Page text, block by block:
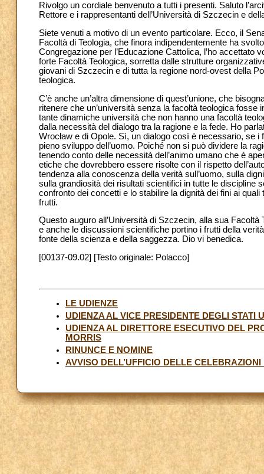
Rivolgo un cordiale benvenuto a tutti i presenti. Saluto
Rettore e i rappresentanti dell’Università di Szczecin e
Siete venuti a motivo di un evento particolare. Ecco, il
Facoltà di Teologia, che finora indipendentemente ha
Congregazione per l’Educazione Cattolica, l’ho accettato
forte Facoltà Teologica, sorretta dalle strutture
giovani di Szczecin e di tutta la regione nord-ovest della
teologica.
C’è anche un’altra dimensione di quest’unione, che
ritenere che un’università senza la facoltà teologica
tante dinamiche università che non hanno una facoltà
dalla necessità del dialogo tra la ragione e la fede. Ho
Wrocław e di Opole. Sì, un dialogo così è necessario, se
pieno sviluppo dell’uomo. Poiché non si può dividere la
tenendo conto delle necessità dell’animo umano che è
etiche che dovrebbero essere risolte con il rispetto
tendenza alla conoscenza della verità sull’uomo, sulla
sulla grandiosità dei risultati scientifici in tutte le discipline
confronto dei concetti e lo stabilire la dignità dei fini ai
frutti.
Questo auguro all’Università di Szczecin, alla sua
e anche le discussioni scientifiche portino i frutti della
fonte della scienza e della saggezza. Dio vi benedica.
[00137-09.02] [Testo originale: Polacco]
LE UDIENZE
UDIENZA AL VICE PRESIDENTE DEGLI STATI
UDIENZA AL DIRETTORE ESECUTIVO DEL
MORRIS
RINUNCE E NOMINE
AVVISO DELL’UFFICIO DELLE